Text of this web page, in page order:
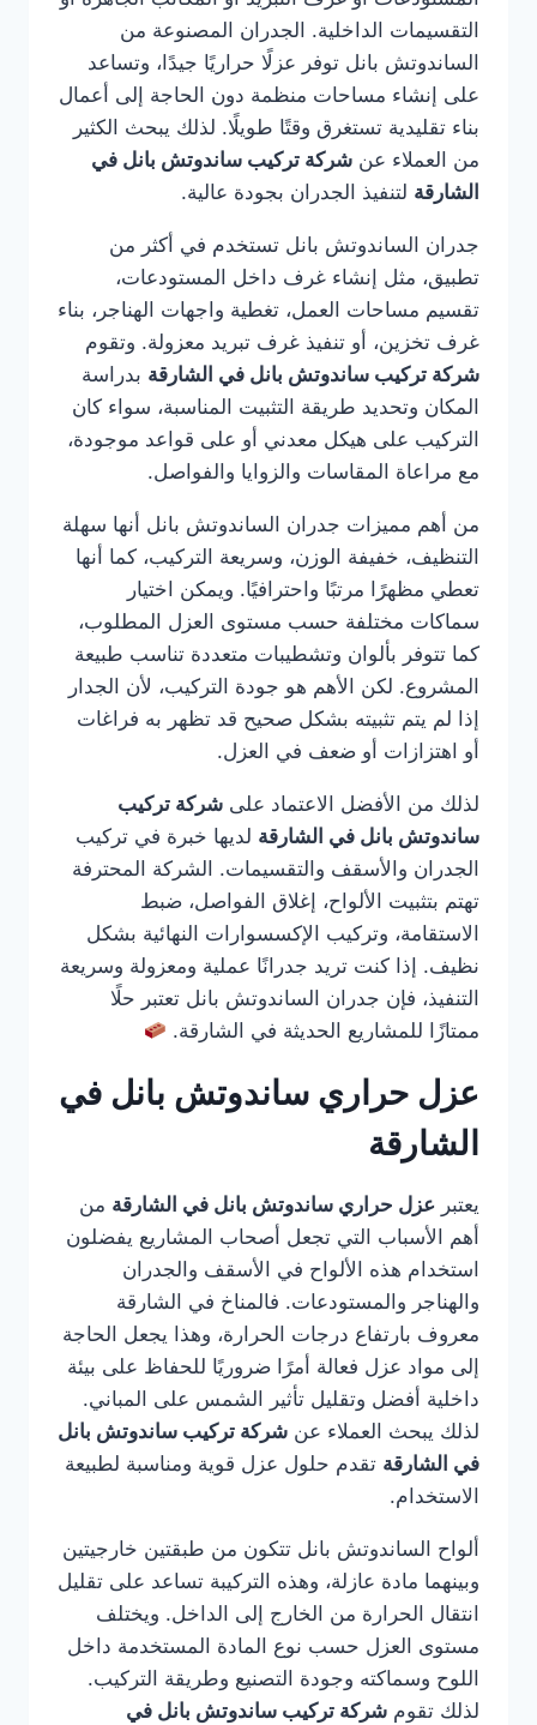
التقسيمات الداخلية. الجدران المصنوعة من
الساندوتش بانل توفر عزلًا حراريًا جيدًا، وتساعد
على إنشاء مساحات منظمة دون الحاجة إلى أعمال
بناء تقليدية تستغرق وقتًا طويلًا. لذلك يبحث الكثير
من العملاء عن شركة تركيب ساندوتش بانل في
الشارقة لتنفيذ الجدران بجودة عالية.
جدران الساندوتش بانل تستخدم في أكثر من
تطبيق، مثل إنشاء غرف داخل المستودعات،
تقسيم مساحات العمل، تغطية واجهات الهناجر، بناء
غرف تخزين، أو تنفيذ غرف تبريد معزولة. وتقوم
شركة تركيب ساندوتش بانل في الشارقة بدراسة
المكان وتحديد طريقة التثبيت المناسبة، سواء كان
التركيب على هيكل معدني أو على قواعد موجودة،
مع مراعاة المقاسات والزوايا والفواصل.
من أهم مميزات جدران الساندوتش بانل أنها سهلة
التنظيف، خفيفة الوزن، وسريعة التركيب، كما أنها
تعطي مظهرًا مرتبًا واحترافيًا. ويمكن اختيار
سماكات مختلفة حسب مستوى العزل المطلوب،
كما تتوفر بألوان وتشطيبات متعددة تناسب طبيعة
المشروع. لكن الأهم هو جودة التركيب، لأن الجدار
إذا لم يتم تثبيته بشكل صحيح قد تظهر به فراغات
أو اهتزازات أو ضعف في العزل.
لذلك من الأفضل الاعتماد على شركة تركيب
ساندوتش بانل في الشارقة لديها خبرة في تركيب
الجدران والأسقف والتقسيمات. الشركة المحترفة
تهتم بتثبيت الألواح، إغلاق الفواصل، ضبط
الاستقامة، وتركيب الإكسسوارات النهائية بشكل
نظيف. إذا كنت تريد جدرانًا عملية ومعزولة وسريعة
التنفيذ، فإن جدران الساندوتش بانل تعتبر حلًا
ممتازًا للمشاريع الحديثة في الشارقة.
عزل حراري ساندوتش بانل في
الشارقة
يعتبر عزل حراري ساندوتش بانل في الشارقة من
أهم الأسباب التي تجعل أصحاب المشاريع يفضلون
استخدام هذه الألواح في الأسقف والجدران
والهناجر والمستودعات. فالمناخ في الشارقة
معروف بارتفاع درجات الحرارة، وهذا يجعل الحاجة
إلى مواد عزل فعالة أمرًا ضروريًا للحفاظ على بيئة
داخلية أفضل وتقليل تأثير الشمس على المباني.
لذلك يبحث العملاء عن شركة تركيب ساندوتش بانل
في الشارقة تقدم حلول عزل قوية ومناسبة لطبيعة
الاستخدام.
ألواح الساندوتش بانل تتكون من طبقتين خارجيتين
وبينهما مادة عازلة، وهذه التركيبة تساعد على تقليل
انتقال الحرارة من الخارج إلى الداخل. ويختلف
مستوى العزل حسب نوع المادة المستخدمة داخل
اللوح وسماكته وجودة التصنيع وطريقة التركيب.
لذلك تقوم شركة تركيب ساندوتش بانل في